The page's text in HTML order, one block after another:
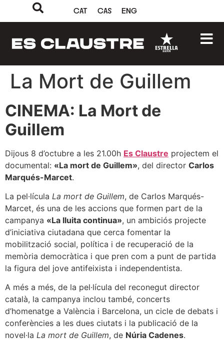
CAT CAS ENG
La Mort de Guillem
CINEMA: La Mort de
Guillem
Dijous 8 d’octubre a les 21.00h Es Claustre projectem el
documental: «La mort de Guillem», del director Carlos
Marqués-Marcet.
La pel·lícula La mort de Guillem, de Carlos Marqués-
Marcet, és una de les accions que formen part de la
campanya «La lluita continua», un ambiciós projecte
d’iniciativa ciutadana que cerca fomentar la
mobilització social, política i de recuperació de la
memòria democràtica i que pren com a punt de partida
la figura del jove antifeixista i independentista.
A més a més, de la pel·lícula del reconegut director
català, la campanya inclou també, concerts
d’homenatge a València i Barcelona, un cicle de debats i
conferències a les dues ciutats i la publicació de la
novel·la La mort de Guillem, de Núria Cadenes.